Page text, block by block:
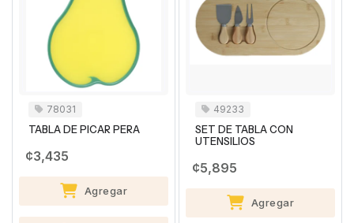
78031
TABLA DE PICAR PERA
¢3,435
Agregar
49233
SET DE TABLA CON
UTENSILIOS
¢5,895
Agregar